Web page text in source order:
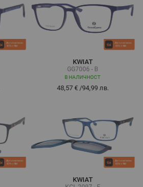
KWIAT
GG7006 - B
В НАЛИЧНОСТ
48,57 €/94,99 лв.
KWIAT